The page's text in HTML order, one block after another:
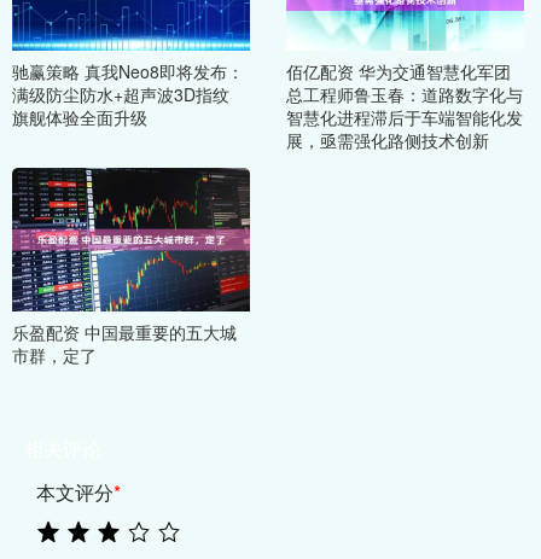
驰赢策略 真我Neo8即将发布：
满级防尘防水+超声波3D指纹
旗舰体验全面升级
佰亿配资 华为交通智慧化军团
总工程师鲁玉春：道路数字化与
智慧化进程滞后于车端智能化发
展，亟需强化路侧技术创新
乐盈配资 中国最重要的五大城
市群，定了
本文评分*